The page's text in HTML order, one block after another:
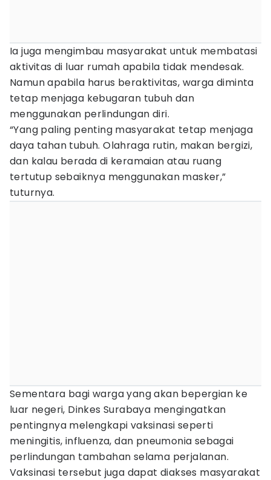
Ia juga mengimbau masyarakat untuk membatasi
aktivitas di luar rumah apabila tidak mendesak.
Namun apabila harus beraktivitas, warga diminta
tetap menjaga kebugaran tubuh dan
menggunakan perlindungan diri.
“Yang paling penting masyarakat tetap menjaga
daya tahan tubuh. Olahraga rutin, makan bergizi,
dan kalau berada di keramaian atau ruang
tertutup sebaiknya menggunakan masker,”
tuturnya.
Sementara bagi warga yang akan bepergian ke
luar negeri, Dinkes Surabaya mengingatkan
pentingnya melengkapi vaksinasi seperti
meningitis, influenza, dan pneumonia sebagai
perlindungan tambahan selama perjalanan.
Vaksinasi tersebut juga dapat diakses masyarakat